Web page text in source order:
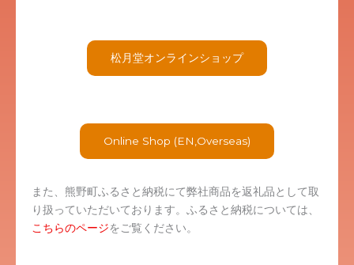
松月堂オンラインショップ
Online Shop (EN,Overseas)
また、熊野町ふるさと納税にて弊社商品を返礼品として取
り扱っていただいております。ふるさと納税については、
こちらのページをご覧ください。